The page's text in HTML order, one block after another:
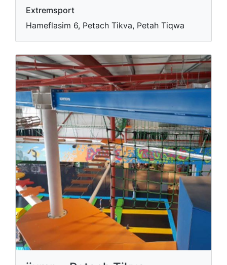
Extremsport
Hameflasim 6, Petach Tikva, Petah Tiqwa